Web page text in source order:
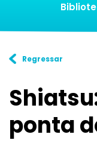
Regressar
ponta